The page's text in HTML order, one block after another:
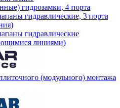
гидрозамки, 4 порта
гидравлические, 3 порта
гидравлические
линиями)
(модульного) монтажа